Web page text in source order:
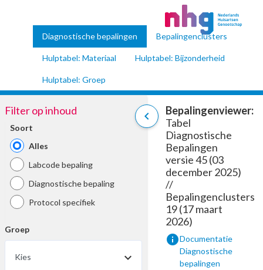
Diagnostische bepalingen Bepalingenclusters
Hulptabel: Materiaal Hulptabel: Bijzonderheid
Hulptabel: Groep
chevron_left
Filter op inhoud
Soort
Alles
Labcode bepaling
Diagnostische bepaling
Protocol specifiek
Groep
Kies
Bepalingenviewer:
Tabel
Diagnostische
Bepalingen
versie 45 (03
december 2025)
//
Bepalingenclusters
19 (17 maart
2026)
infoDocumentatie
Diagnostische
bepalingen